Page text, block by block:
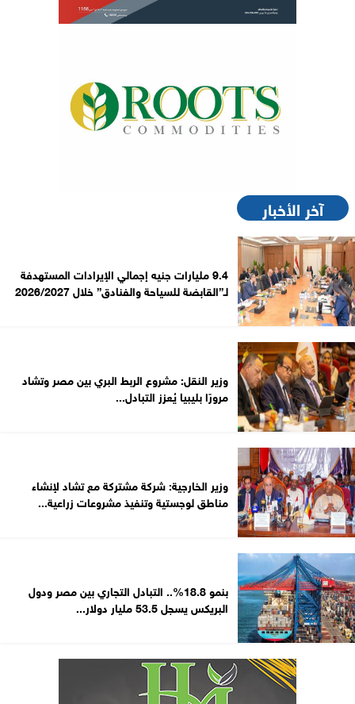
آخر الأخبار
9.4 مليارات جنيه إجمالي الإيرادات المستهدفة
لـ”القابضة للسياحة والفنادق” خلال 2026/2027
وزير النقل: مشروع الربط البري بين مصر وتشاد
مرورًا بليبيا يُعزز التبادل...
وزير الخارجية: شركة مشتركة مع تشاد لإنشاء
مناطق لوجستية وتنفيذ مشروعات زراعية...
بنمو 18.8%.. التبادل التجاري بين مصر ودول
البريكس يسجل 53.5 مليار دولار...